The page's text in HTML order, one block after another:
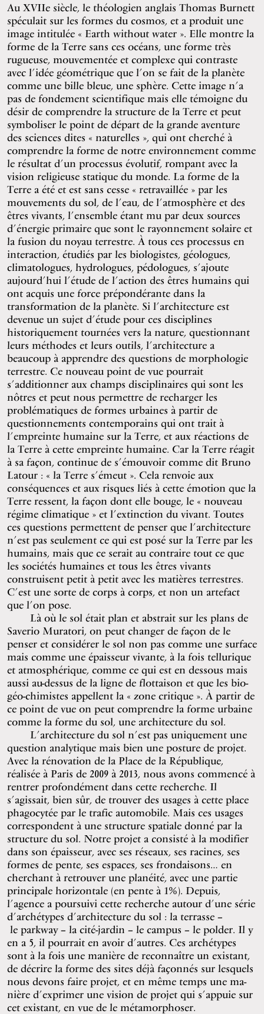
Au XVIIe siècle, le théologien anglais Thomas Burnett
spéculait sur les formes du cosmos, et a produit une
image intitulée « Earth without water ». Elle montre la
forme de la Terre sans ces océans, une forme très
rugueuse, mouvementée et complexe qui contraste
avec l’idée géométrique que l’on se fait de la planète
comme une bille bleue, une sphère. Cette image n’a
pas de fondement scientifique mais elle témoigne du
désir de comprendre la structure de la Terre et peut
symboliser le point de départ de la grande aventure
des sciences dites « naturelles », qui ont cherché à
comprendre la forme de notre environnement comme
le résultat d’un processus évolutif, rompant avec la
vision religieuse statique du monde. La forme de la
Terre a été et est sans cesse « retravaillée » par les
mouvements du sol, de l’eau, de l’atmosphère et des
êtres vivants, l’ensemble étant mu par deux sources
d’énergie primaire que sont le rayonnement solaire et
la fusion du noyau terrestre. À tous ces processus en
interaction, étudiés par les biologistes, géologues,
climatologues, hydrologues, pédologues, s’ajoute
aujourd’hui l’étude de l’action des êtres humains qui
ont acquis une force prépondérante dans la
transformation de la planète. Si l’architecture est
devenue un sujet d’étude pour ces disciplines
historiquement tournées vers la nature, questionnant
leurs méthodes et leurs outils, l’architecture a
beaucoup à apprendre des questions de morphologie
terrestre. Ce nouveau point de vue pourrait
s’additionner aux champs disciplinaires qui sont les
nôtres et peut nous permettre de recharger les
problématiques de formes urbaines à partir de
questionnements contemporains qui ont trait à
l’empreinte humaine sur la Terre, et aux réactions de
la Terre à cette empreinte humaine. Car la Terre réagit
à sa façon, continue de s’émouvoir comme dit Bruno
Latour : « la Terre s’émeut ». Cela renvoie aux
conséquences et aux risques liés à cette émotion que la
Terre ressent, la façon dont elle bouge, le « nouveau
régime climatique » et l’extinction du vivant. Toutes
ces questions permettent de penser que l’architecture
n’est pas seulement ce qui est posé sur la Terre par les
humains, mais que ce serait au contraire tout ce que
les sociétés humaines et tous les êtres vivants
construisent petit à petit avec les matières terrestres.
C’est une sorte de corps à corps, et non un artefact
que l’on pose.
Là où le sol était plan et abstrait sur les plans de
Saverio Muratori, on peut changer de façon de le
penser et considérer le sol non pas comme une surface
mais comme une épaisseur vivante, à la fois tellurique
et atmosphérique, comme ce qui est en dessous mais
aussi au-dessus de la ligne de flottaison et que les bio-
géo-chimistes appellent la « zone critique ». À partir de
ce point de vue on peut comprendre la forme urbaine
comme la forme du sol, une architecture du sol.
L’architecture du sol n’est pas uniquement une
question analytique mais bien une posture de projet.
Avec la rénovation de la Place de la République,
réalisée à Paris de 2009 à 2013, nous avons commencé à
rentrer profondément dans cette recherche. Il
s’agissait, bien sûr, de trouver des usages à cette place
phagocytée par le trafic automobile. Mais ces usages
correspondent à une structure spatiale donné par la
structure du sol. Notre projet a consisté à la modifier
dans son épaisseur, avec ses réseaux, ses racines, ses
formes de pente, ses espaces, ses frondaisons… en
cherchant à retrouver une planéité, avec une partie
principale horizontale (en pente à 1%). Depuis,
l’agence a poursuivi cette recherche autour d’une série
d’archétypes d’architecture du sol : la terrasse –
le parkway – la cité-jardin – le campus – le polder. Il y
en a 5, il pourrait en avoir d’autres. Ces archétypes
sont à la fois une manière de reconnaître un existant,
de décrire la forme des sites déjà façonnés sur lesquels
nous devons faire projet, et en même temps une ma-
nière d’exprimer une vision de projet qui s’appuie sur
cet existant, en vue de le métamorphoser.